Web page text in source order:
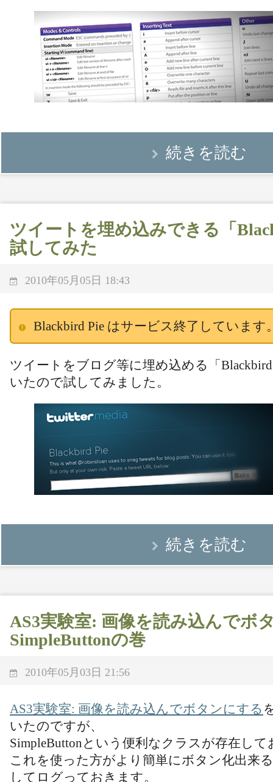
続きを読む
ツイートを埋め込みできる「
試してみた
2010年05月05日 18:43
Blackbird Pie はサービス終了しています
ツイートをブログ等に埋め込める「
いたので試してみました。
続きを読む
AS3実験室: 画像を読み込んでボ
SimpleButtonの巻
2010年05月03日 21:56
AS3実験室: 画像を読み込んでボタンにする
いたのですが、
SimpleButtonという便利なクラスが存在し
これを使った方がより簡単にボタン化出来
してログっておきます。